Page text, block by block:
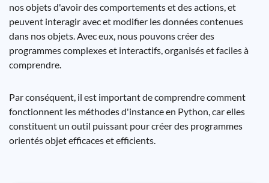
nos objets d'avoir des comportements et des actions, et
peuvent interagir avec et modifier les données contenues
dans nos objets. Avec eux, nous pouvons créer des
programmes complexes et interactifs, organisés et faciles à
comprendre.
Par conséquent, il est important de comprendre comment
fonctionnent les méthodes d'instance en Python, car elles
constituent un outil puissant pour créer des programmes
orientés objet efficaces et efficients.